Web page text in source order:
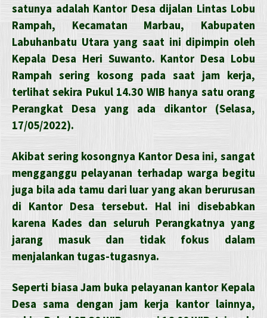
satunya adalah Kantor Desa dijalan Lintas Lobu
Rampah, Kecamatan Marbau, Kabupaten
Labuhanbatu Utara yang saat ini dipimpin oleh
Kepala Desa Heri Suwanto. Kantor Desa Lobu
Rampah sering kosong pada saat jam kerja,
terlihat sekira Pukul 14.30 WIB hanya satu orang
Perangkat Desa yang ada dikantor (Selasa,
17/05/2022).
Akibat sering kosongnya Kantor Desa ini, sangat
mengganggu pelayanan terhadap warga begitu
juga bila ada tamu dari luar yang akan berurusan
di Kantor Desa tersebut. Hal ini disebabkan
karena Kades dan seluruh Perangkatnya yang
jarang masuk dan tidak fokus dalam
menjalankan tugas-tugasnya.
Seperti biasa Jam buka pelayanan kantor Kepala
Desa sama dengan jam kerja kantor lainnya,